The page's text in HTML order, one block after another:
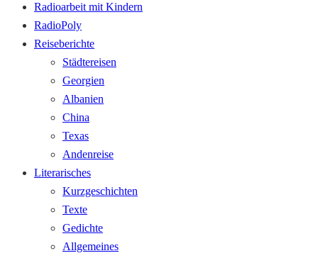
Radioarbeit mit Kindern
RadioPoly
Reiseberichte
Städtereisen
Georgien
Albanien
China
Texas
Andenreise
Literarisches
Kurzgeschichten
Texte
Gedichte
Allgemeines